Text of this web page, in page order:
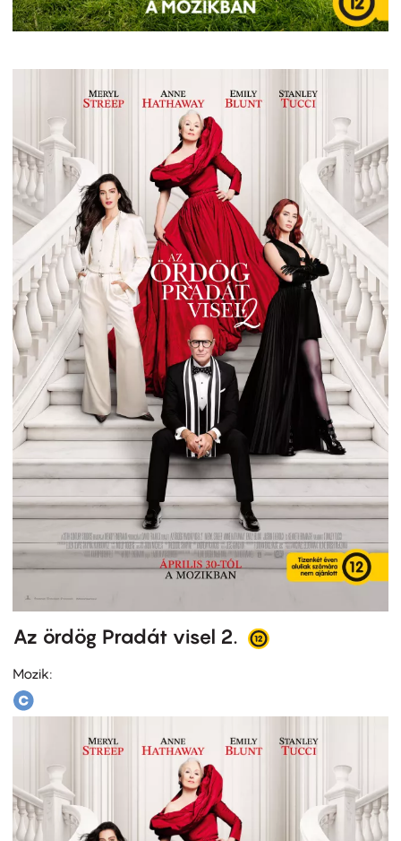
Az ördög Pradát visel 2.
Mozik: